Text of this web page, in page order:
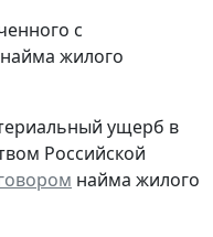
с
найма жилого
ущерб в
Российской
найма жилого